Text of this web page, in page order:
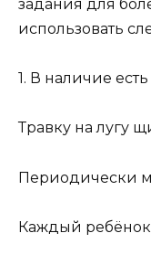
задания для
использовать
1. В наличие
Травку на лугу
Периодически
Каждый ребёнок